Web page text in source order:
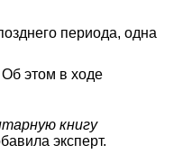
периода, одна
Об этом в ходе
книгу
эксперт.